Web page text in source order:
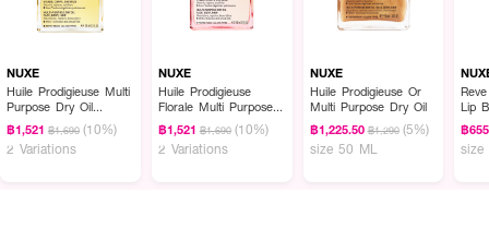
ผลลัพธ์ที่ได้ :
เจลอาบน้ำที่ช่วย ทำความสะอาดผิวอย่างอ่อนโยน ทำให้รู้สึกนุ่มและอ่อนนุ่ม เนื้อ
สัมผัสเข้มข้นพร้อมกลิ่นดอกไม้อ่อนๆ ผสมผสานกลิ่นเกรปฟรุ้ต แมกโนเลีย และ
NUXE
Huile Prodigieuse Multi
Purpose Dry Oil
(Face,Body,Hair)
฿1,521 ฿1,690 (10%)
2 Variations
NUXE
Huile Prodigieuse
Florale Multi Purpose
Dry Oil
(Face,Body,Hair)
฿1,521 ฿1,690 (10%)
2 Variations
NUXE
Huile Prodigieuse Or
Multi Purpose Dry Oil
฿1,225.50 ฿1,290 (5%)
size 50 ML
Lip
฿
size